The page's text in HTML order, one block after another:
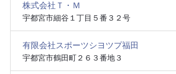
株式会社Ｔ・Ｍ
宇都宮市細谷１丁目５番３２号
有限会社スポーツシヨツプ福田
宇都宮市鶴田町２６３番地３